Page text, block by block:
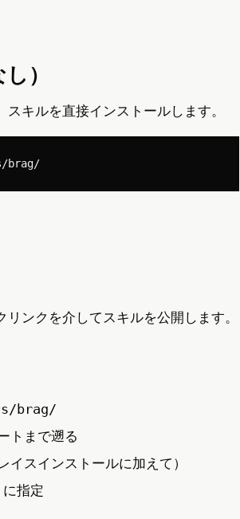
）
キルを直接インストールします。
ンクを介してスキルを公開します。
brag/
トまで遡る
イスインストールに加えて）
に指定